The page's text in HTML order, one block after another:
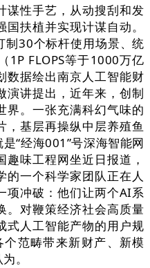
性手艺，从动搜刮和发
扶植并实现计谋自动。
制30个标杆使用场景、统
1P FLOPS等于1000万亿
据绘出南京人工智能财
演讲提出，近年来，创制
界。一张充满科幻气味的
，基层再操纵中层养殖鱼
“经海001”号深海智能网
味工程网坐近日报道，
的一个科学家团队正在人
项冲破：他们让两个AI系
。对鞭策经济社会高质量
式人工智能产物的用户规
范畴带来新财产、新模
。